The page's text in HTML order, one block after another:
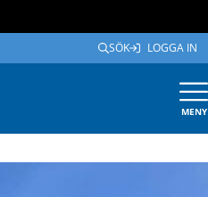
SÖK LOGGA IN
MENY